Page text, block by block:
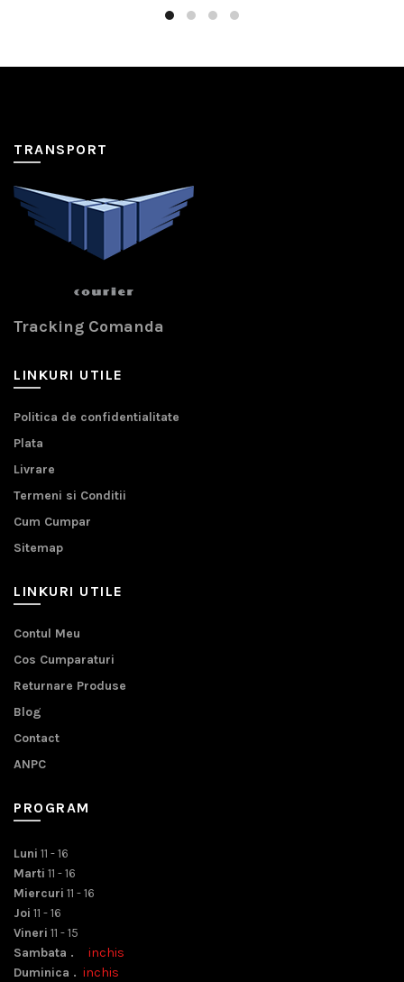
TRANSPORT
Tracking Comanda
LINKURI UTILE
Politica de confidentialitate
Plata
Livrare
Termeni si Conditii
Cum Cumpar
Sitemap
LINKURI UTILE
Contul Meu
Cos Cumparaturi
Returnare Produse
Blog
Contact
ANPC
PROGRAM
Luni 11 - 16
Marti 11 - 16
Miercuri 11 - 16
Joi 11 - 16
Vineri 11 - 15
Sambata . inchis
Duminica . inchis